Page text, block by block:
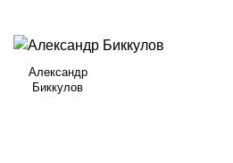
Александр
Биккулов